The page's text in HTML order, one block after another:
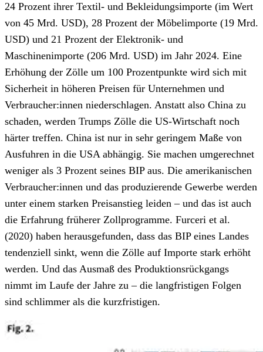
24 Prozent ihrer Textil- und Bekleidungsimporte (im Wert
von 45 Mrd. USD), 28 Prozent der Möbelimporte (19 Mrd.
USD) und 21 Prozent der Elektronik- und
Maschinenimporte (206 Mrd. USD) im Jahr 2024. Eine
Erhöhung der Zölle um 100 Prozentpunkte wird sich mit
Sicherheit in höheren Preisen für Unternehmen und
Verbraucher:innen niederschlagen. Anstatt also China zu
schaden, werden Trumps Zölle die US-Wirtschaft noch
härter treffen. China ist nur in sehr geringem Maße von
Ausfuhren in die USA abhängig. Sie machen umgerechnet
weniger als 3 Prozent seines BIP aus. Die amerikanischen
Verbraucher:innen und das produzierende Gewerbe werden
unter einem starken Preisanstieg leiden – und das ist auch
die Erfahrung früherer Zollprogramme. Furceri et al.
(2020) haben herausgefunden, dass das BIP eines Landes
tendenziell sinkt, wenn die Zölle auf Importe stark erhöht
werden. Und das Ausmaß des Produktionsrückgangs
nimmt im Laufe der Jahre zu – die langfristigen Folgen
sind schlimmer als die kurzfristigen.